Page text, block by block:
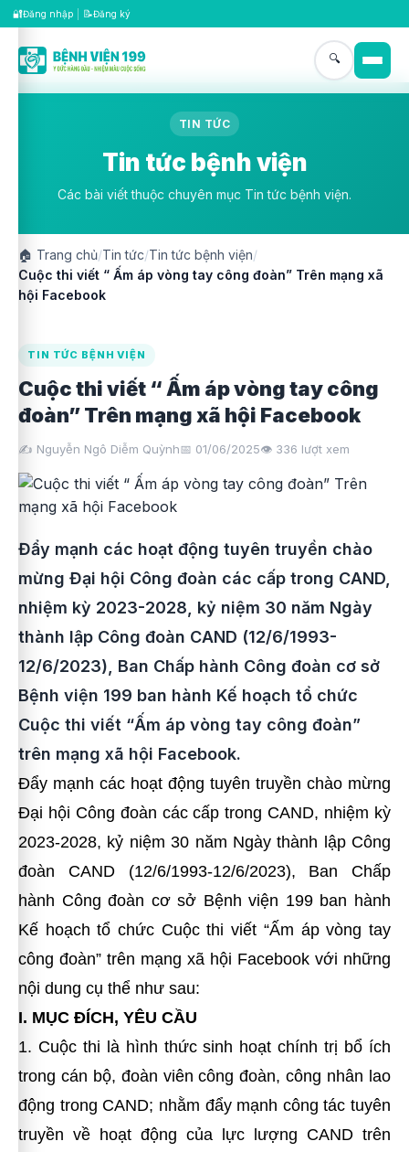
🔐Đăng nhập 📝Đăng ký
🔍
TIN TỨC
Tin tức bệnh viện
Các bài viết thuộc chuyên mục Tin tức bệnh viện.
🏠 Trang chủ/Tin tức/Tin tức bệnh viện/
Cuộc thi viết “ Ấm áp vòng tay công đoàn” Trên mạng xã
hội Facebook
TIN TỨC BỆNH VIỆN
Cuộc thi viết “ Ấm áp vòng tay công
đoàn” Trên mạng xã hội Facebook
✍️ Nguyễn Ngô Diễm Quỳnh📅 01/06/2025👁️ 336 lượt xem
Đẩy mạnh các hoạt động tuyên truyền chào
mừng Đại hội Công đoàn các cấp trong CAND,
nhiệm kỳ 2023-2028, kỷ niệm 30 năm Ngày
thành lập Công đoàn CAND (12/6/1993-
12/6/2023), Ban Chấp hành Công đoàn cơ sở
Bệnh viện 199 ban hành Kế hoạch tổ chức
Cuộc thi viết “Ấm áp vòng tay công đoàn”
trên mạng xã hội Facebook.
Đẩy mạnh các hoạt động tuyên truyền chào mừng
Đại hội Công đoàn các cấp trong CAND, nhiệm kỳ
2023-2028, kỷ niệm 30 năm Ngày thành lập Công
đoàn CAND (12/6/1993-12/6/2023), Ban Chấp
hành Công đoàn cơ sở Bệnh viện 199 ban hành
Kế hoạch tổ chức Cuộc thi viết “Ấm áp vòng tay
công đoàn” trên mạng xã hội Facebook với những
nội dung cụ thể như sau:
I. MỤC ĐÍCH, YÊU CẦU
1. Cuộc thi là hình thức sinh hoạt chính trị bổ ích
trong cán bộ, đoàn viên công đoàn, công nhân lao
động trong CAND; nhằm đẩy mạnh công tác tuyên
truyền về hoạt động của lực lượng CAND trên